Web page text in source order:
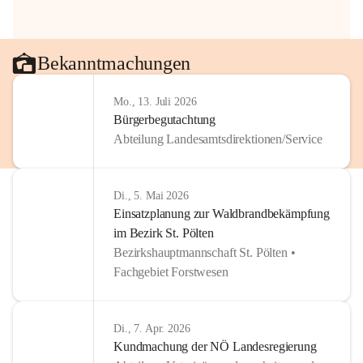
Bekanntmachungen
Mo., 13. Juli 2026
Bürgerbegutachtung
Abteilung Landesamtsdirektionen/Service
Di., 5. Mai 2026
Einsatzplanung zur Waldbrandbekämpfung
im Bezirk St. Pölten
Bezirkshauptmannschaft St. Pölten •
Fachgebiet Forstwesen
Di., 7. Apr. 2026
Kundmachung der NÖ Landesregierung